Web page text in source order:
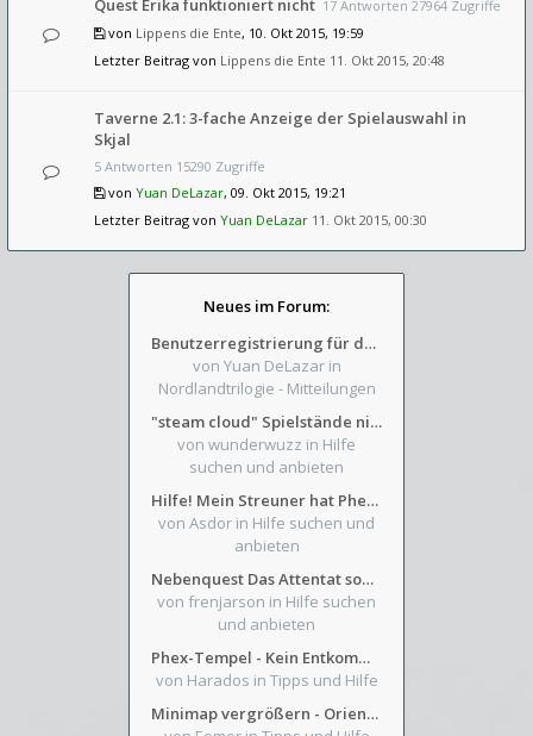
Quest Erika funktioniert nicht 17 Antworten 27964 Zugriffe
von Lippens die Ente, 10. Okt 2015, 19:59
Letzter Beitrag von Lippens die Ente 11. Okt 2015, 20:48
Taverne 2.1: 3-fache Anzeige der Spielauswahl in
Skjal
5 Antworten 15290 Zugriffe
von Yuan DeLazar, 09. Okt 2015, 19:21
Letzter Beitrag von Yuan DeLazar 11. Okt 2015, 00:30
Neues im Forum:
Benutzerregistrierung für das SchickHD-/SchweifHD-Forum gesperrt
von Yuan DeLazar in
Nordlandtrilogie - Mitteilungen
"steam cloud" Spielstände nicht verfügbar
von wunderwuzz in Hilfe
suchen und anbieten
Hilfe! Mein Streuner hat Phexens Gunst verloren...
von Asdor in Hilfe suchen und
anbieten
Nebenquest Das Attentat sowie Beilunker Reiter und zwei kleine Ausrüstungsfragen
von frenjarson in Hilfe suchen
und anbieten
Phex-Tempel - Kein Entkommen aus Weinkeller/Bibliothek Trakt
von Harados in Tipps und Hilfe
Minimap vergrößern - Orientierung in Blutzinnen